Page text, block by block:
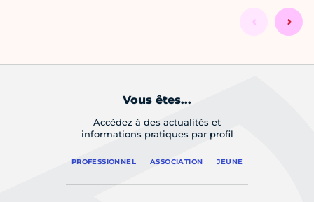
Vous êtes...
Accédez à des actualités et
informations pratiques par profil
PROFESSIONNEL ASSOCIATION JEUNE